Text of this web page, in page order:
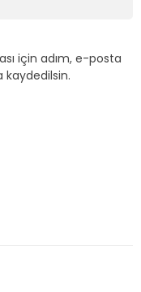
için adım, e-posta
kaydedilsin.